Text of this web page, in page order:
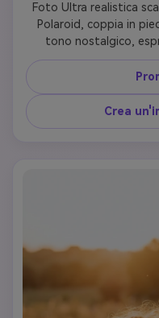
Foto Ultra realistica
Polaroid, coppia in
tono nostalgico,
cinematografica,
Instagram,
Crea